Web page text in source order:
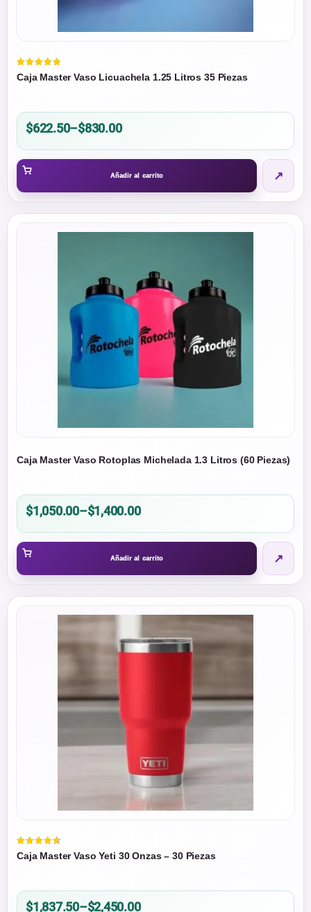
Valorado
en
Caja Master Vaso Licuachela 1.25 Litros 35 Piezas
$622.50–$830.00
Price
$622.50
through
$830.00
Añadir al carrito ↗
Caja Master Vaso Rotoplas Michelada 1.3 Litros (60 Piezas)
$1,050.00–$1,400.00
Price
$1,050.00
through
$1,400.00
Añadir al carrito ↗
Valorado
en
Caja Master Vaso Yeti 30 Onzas – 30 Piezas
$1,837.50–$2,450.00
Price